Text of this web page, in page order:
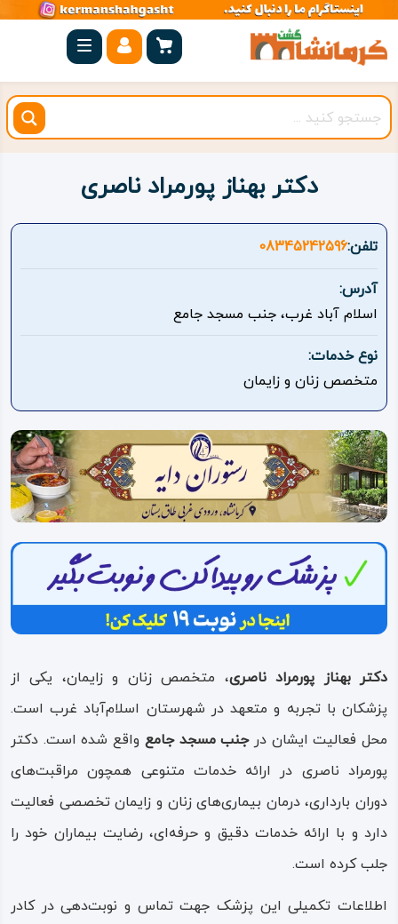
صفحه
اصلی
کرمانشاه
شهرستان
بیستون
روستاهای
هدف
اقامتگاه
ویدئو
درباره
ما
دکتر بهناز پورمراد ناصری
تلفن:08345242596
آدرس:
اسلام آباد غرب، جنب مسجد جامع
نوع خدمات:
متخصص زنان و زایمان
دکتر بهناز پورمراد ناصری، متخصص زنان و زایمان، یکی از
پزشکان با تجربه و متعهد در شهرستان اسلام‌آباد غرب است.
محل فعالیت ایشان درجنب مسجد جامع واقع شده است. دکتر
پورمراد ناصری در ارائه خدمات متنوعی همچون مراقبت‌های
دوران بارداری، درمان بیماری‌های زنان و زایمان تخصصی فعالیت
دارد و با ارائه خدمات دقیق و حرفه‌ای، رضایت بیماران خود را
جلب کرده است.
اطلاعات تکمیلی این پزشک جهت تماس و نوبت‌دهی در کادر